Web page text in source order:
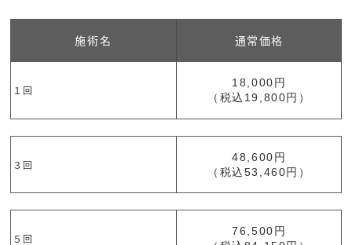
施術名 通常価格
１回
18,000円
（税込19,800円）
３回
48,600円
（税込53,460円）
５回
76,500円